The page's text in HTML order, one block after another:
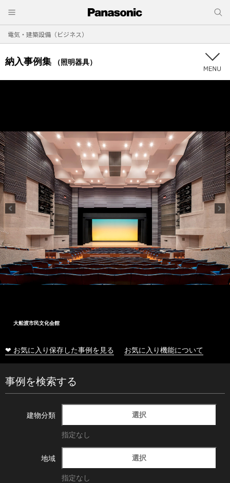
電気・建築設備（ビジネス）
納入事例集 （照明器具）
大船渡市民文化会館
❤ お気に入り保存した事例を見る お気に入り機能について
事例を検索する
建物分類 選択
指定なし
地域 選択
指定なし